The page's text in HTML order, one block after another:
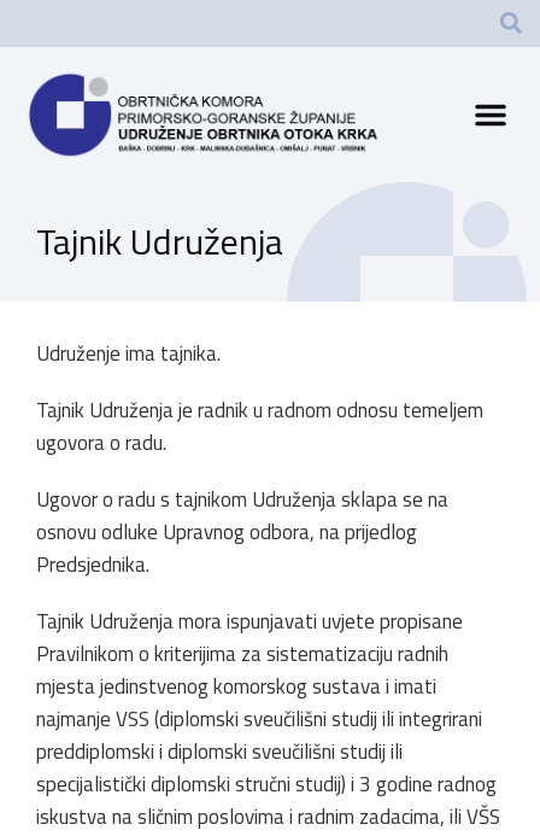
Tajnik Udruženja
Udruženje ima tajnika.
Tajnik Udruženja je radnik u radnom odnosu temeljem
ugovora o radu.
Ugovor o radu s tajnikom Udruženja sklapa se na
osnovu odluke Upravnog odbora, na prijedlog
Predsjednika.
Tajnik Udruženja mora ispunjavati uvjete propisane
Pravilnikom o kriterijima za sistematizaciju radnih
mjesta jedinstvenog komorskog sustava i imati
najmanje VSS (diplomski sveučilišni studij ili integrirani
preddiplomski i diplomski sveučilišni studij ili
specijalistički diplomski stručni studij) i 3 godine radnog
iskustva na sličnim poslovima i radnim zadacima, ili VŠS